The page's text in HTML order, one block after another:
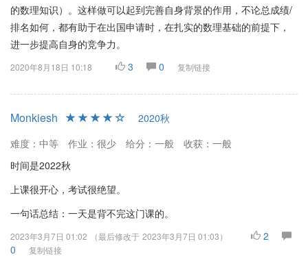
的数理知识）。这样做可以起到完善自身背景的作用，不论总成绩/
排名如何，都有助于在出国申请时，在扎实的数理基础的前提下，
进一步提高自身的竞争力。
2020年8月18日 10:18 3 0 复制链接
Monkiesh
2020秋
难度：中等
作业：很少 给分：一般
收获：一般
时间是2022秋
上课很开心，考试很绝望。
一句话总结：一天是背不完这门课的。
2023年3月7日 01:02 （最后修改于 2023年3月7日 01:03）
2
0
复制链接